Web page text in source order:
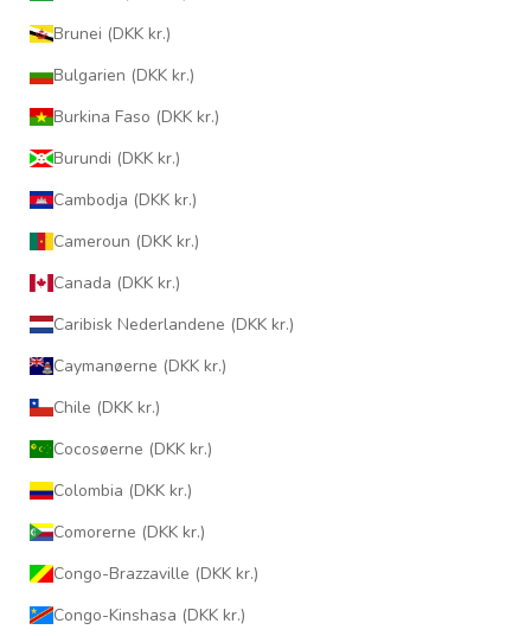
Brunei (DKK kr.)
Bulgarien (DKK kr.)
Burkina Faso (DKK kr.)
Burundi (DKK kr.)
Cambodja (DKK kr.)
Cameroun (DKK kr.)
Canada (DKK kr.)
Caribisk Nederlandene (DKK kr.)
Caymanøerne (DKK kr.)
Chile (DKK kr.)
Cocosøerne (DKK kr.)
Colombia (DKK kr.)
Comorerne (DKK kr.)
Congo-Brazzaville (DKK kr.)
Congo-Kinshasa (DKK kr.)